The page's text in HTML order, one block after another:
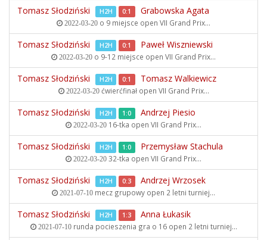
Tomasz Słodziński H2H 0:1 Grabowska Agata
2022-03-20 o 9 miejsce open VII Grand Prix...
Tomasz Słodziński H2H 0:1 Paweł Wiszniewski
2022-03-20 o 9-12 miejsce open VII Grand Prix...
Tomasz Słodziński H2H 0:1 Tomasz Walkiewicz
2022-03-20ćwierćfinał open VII Grand Prix...
Tomasz Słodziński H2H 1:0 Andrzej Piesio
2022-03-20 16-tka open VII Grand Prix...
Tomasz Słodziński H2H 1:0 Przemysław Stachula
2022-03-20 32-tka open VII Grand Prix...
Tomasz Słodziński H2H 0:3 Andrzej Wrzosek
2021-07-10 mecz grupowy open 2 letni turniej...
Tomasz Słodziński H2H 1:3 Anna Łukasik
2021-07-10runda pocieszenia gra o 16 open 2 letni turniej...